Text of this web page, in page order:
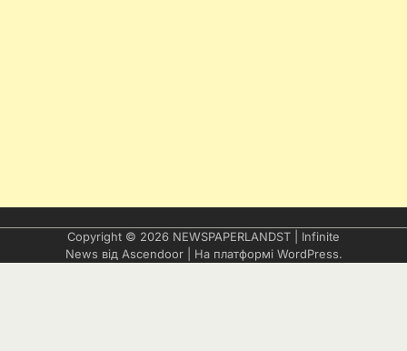
Copyright © 2026 NEWSPAPERLANDST | Infinite
News від Ascendoor| На платформі WordPress.